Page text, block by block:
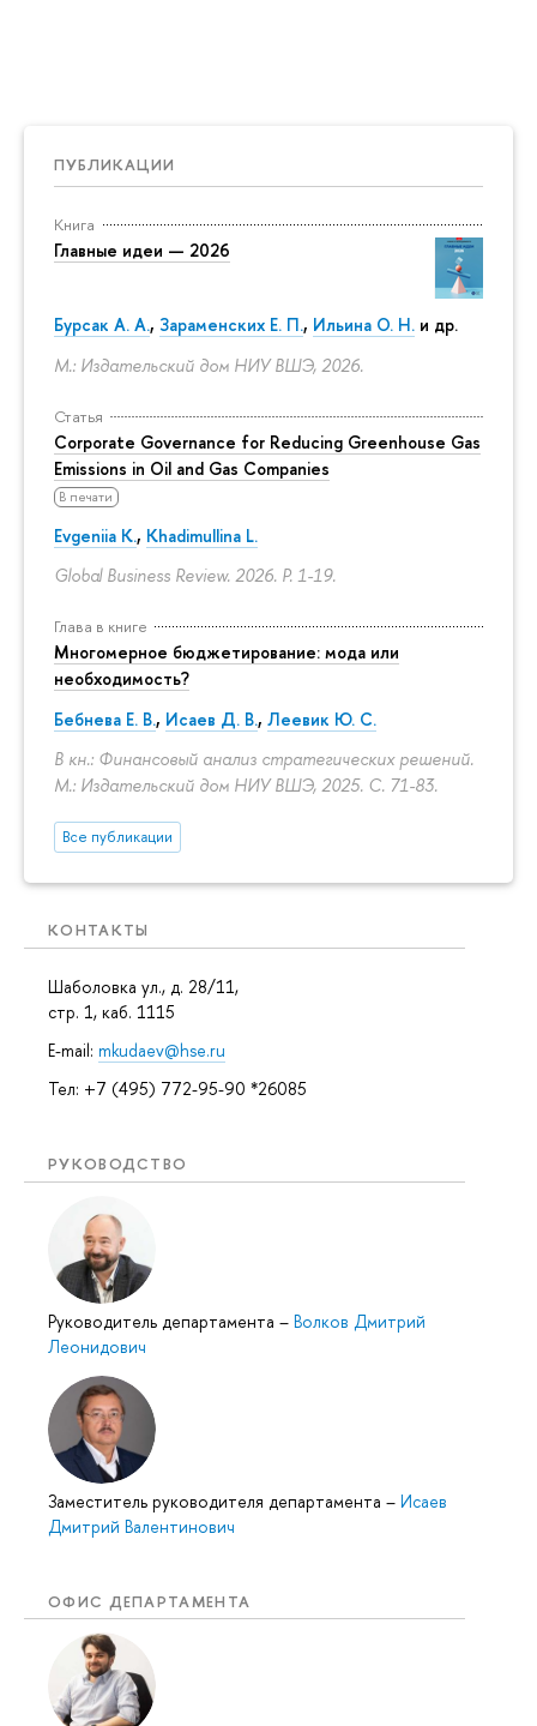
ПУБЛИКАЦИИ
Книга
Главные идеи — 2026
Бурсак А. А., Зараменских Е. П., Ильина О. Н. и др.
М.: Издательский дом НИУ ВШЭ, 2026.
Статья
Corporate Governance for Reducing Greenhouse Gas
Emissions in Oil and Gas Companies
В печати
Evgeniia K., Khadimullina L.
Global Business Review. 2026. P. 1-19.
Глава в книге
Многомерное бюджетирование: мода или
необходимость?
Бебнева Е. В., Исаев Д. В., Леевик Ю. С.
В кн.: Финансовый анализ стратегических решений.
М.: Издательский дом НИУ ВШЭ, 2025. С. 71-83.
Все публикации
КОНТАКТЫ
Шаболовка ул., д. 28/11,
стр. 1, каб. 1115
E-mail: mkudaev@hse.ru
Тел: +7 (495) 772-95-90 *26085
РУКОВОДСТВО
Руководитель департамента – Волков Дмитрий
Леонидович
Заместитель руководителя департамента – Исаев
Дмитрий Валентинович
ОФИС ДЕПАРТАМЕНТА